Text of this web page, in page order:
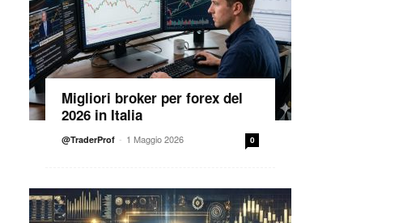
Migliori broker per forex del
2026 in Italia
@TraderProf - 1 Maggio 2026 0